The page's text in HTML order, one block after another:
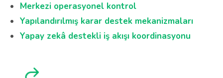
Merkezi operasyonel kontrol
Yapılandırılmış karar destek mekanizmaları
Yapay zekâ destekli iş akışı koordinasyonu